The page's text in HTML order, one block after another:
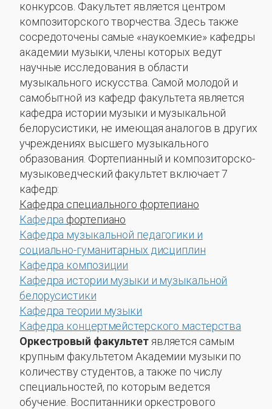
конкурсов. Факультет является центром
композиторского творчества. Здесь также
сосредоточены самые «наукоемкие» кафедры
академии музыки, члены которых ведут
научные исследования в области
музыкального искусства. Самой молодой и
самобытной из кафедр факультета является
кафедра истории музыки и музыкальной
белорусистики, не имеющая аналогов в других
учреждениях высшего музыкального
образования. Фортепианный и композиторско-
музыковедческий факультет включает 7
кафедр:
Кафедра специального фортепиано
Кафедра фортепиано
Кафедра музыкальной педагогики и
социально-гуманитарных дисциплин
Кафедра композиции
Кафедра истории музыки и музыкальной
белорусистики
Кафедра теории музыки
Кафедра концертмейстерского мастерства
Оркестровый факультетявляется самым
крупным факультетом Академии музыки по
количеству студентов, а также по числу
специальностей, по которым ведется
обучение. Воспитанники оркестрового